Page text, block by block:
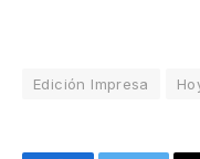
Edición Impresa